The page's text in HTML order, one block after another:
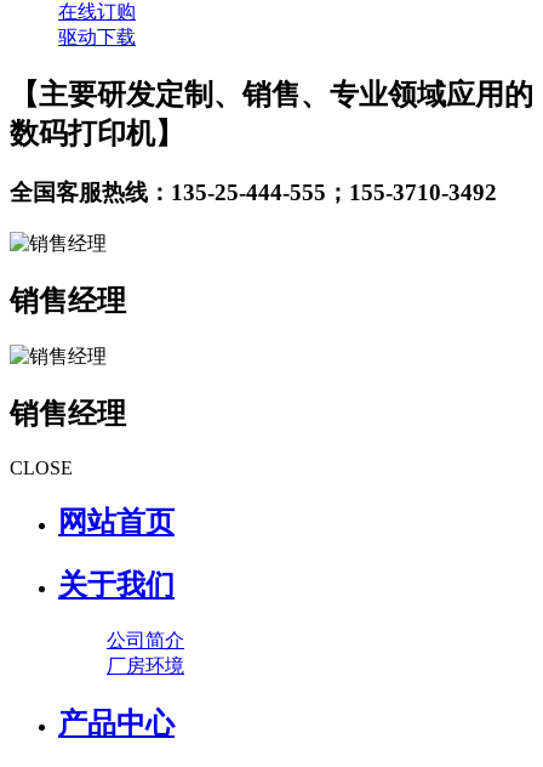
在线订购
驱动下载
【主要研发定制、销售、专业领域应用的
数码打印机】
全国客服热线：135-25-444-555；155-3710-3492
销售经理
销售经理
CLOSE
网站首页
关于我们
公司简介
厂房环境
产品中心